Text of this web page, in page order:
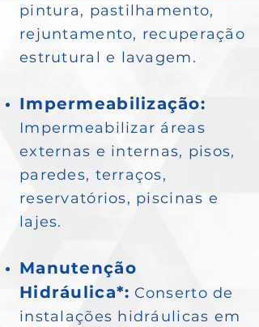
pintura, pastilhamento,
rejuntamento, recuperação
estrutural e lavagem.
Impermeabilização:
Impermeabilizar áreas
externas e internas, pisos,
paredes, terraços,
reservatórios, piscinas e
lajes.
Manutenção
Hidráulica*: Conserto de
instalações hidráulicas em